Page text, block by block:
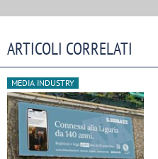
ARTICOLI CORRELATI
MEDIA INDUSTRY